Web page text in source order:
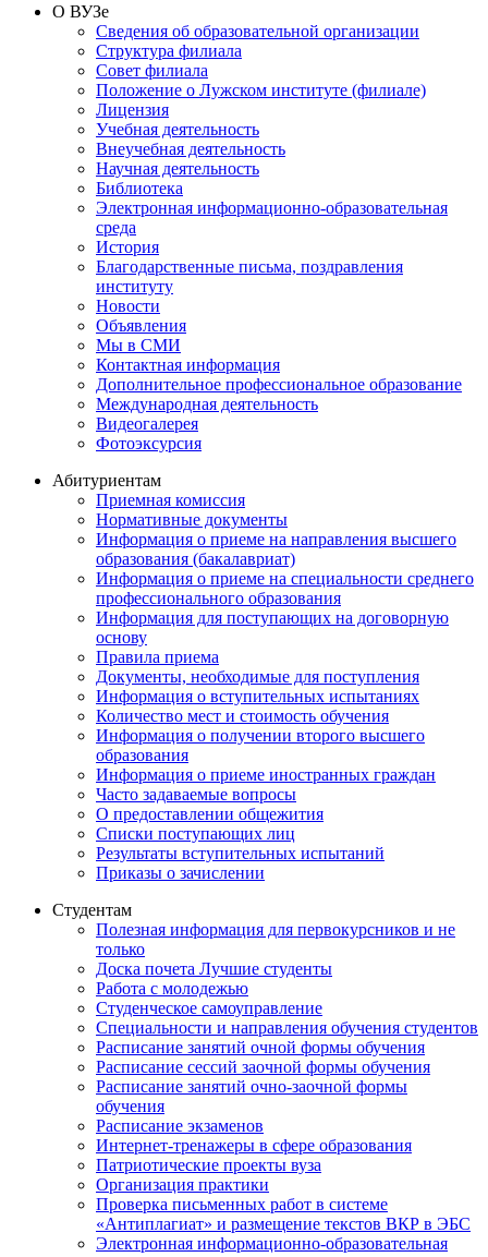
О ВУЗе
Сведения об образовательной организации
Структура филиала
Совет филиала
Положение о Лужском институте (филиале)
Лицензия
Учебная деятельность
Внеучебная деятельность
Научная деятельность
Библиотека
Электронная информационно-образовательная
среда
История
Благодарственные письма, поздравления
институту
Новости
Объявления
Мы в СМИ
Контактная информация
Дополнительное профессиональное образование
Международная деятельность
Видеогалерея
Фотоэксурсия
Абитуриентам
Приемная комиссия
Нормативные документы
Информация о приеме на направления высшего
образования (бакалавриат)
Информация о приеме на специальности среднего
профессионального образования
Информация для поступающих на договорную
основу
Правила приема
Документы, необходимые для поступления
Информация о вступительных испытаниях
Количество мест и стоимость обучения
Информация о получении второго высшего
образования
Информация о приеме иностранных граждан
Часто задаваемые вопросы
О предоставлении общежития
Списки поступающих лиц
Результаты вступительных испытаний
Приказы о зачислении
Студентам
Полезная информация для первокурсников и не
только
Доска почета Лучшие студенты
Работа с молодежью
Студенческое самоуправление
Специальности и направления обучения студентов
Расписание занятий очной формы обучения
Расписание сессий заочной формы обучения
Расписание занятий очно-заочной формы
обучения
Расписание экзаменов
Интернет-тренажеры в сфере образования
Патриотические проекты вуза
Организация практики
Проверка письменных работ в системе
«Антиплагиат» и размещение текстов ВКР в ЭБС
Электронная информационно-образовательная